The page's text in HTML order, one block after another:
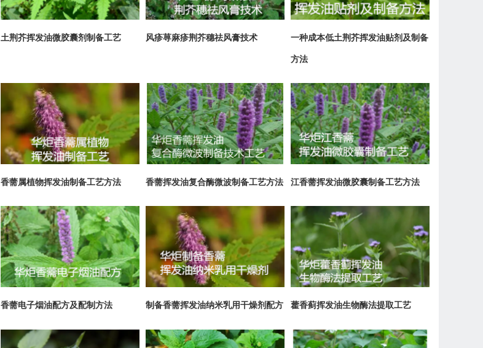
土荆芥挥发油微胶囊剂制备工艺 风疹荨麻疹荆芥穗祛风膏技术 一种成本低土荆芥挥发油贴剂及制备
方法
香薷属植物挥发油制备工艺方法 香薷挥发油复合酶微波制备工艺方法 江香薷挥发油微胶囊制备工艺方法
香薷电子烟油配方及配制方法 制备香薷挥发油纳米乳用干燥剂配方 藿香蓟挥发油生物酶法提取工艺